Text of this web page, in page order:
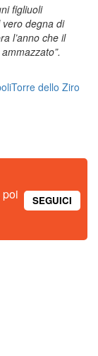
figliuoli
vero degna di
l’anno che il
Torre dello Ziro
SEGUICI